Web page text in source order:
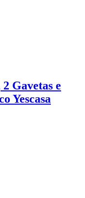
Gavetas e
Yescasa